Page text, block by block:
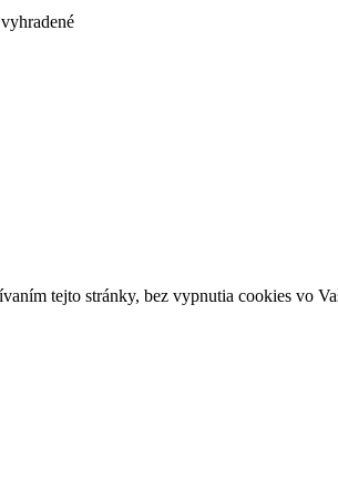
tejto stránky, bez vypnutia cookies vo